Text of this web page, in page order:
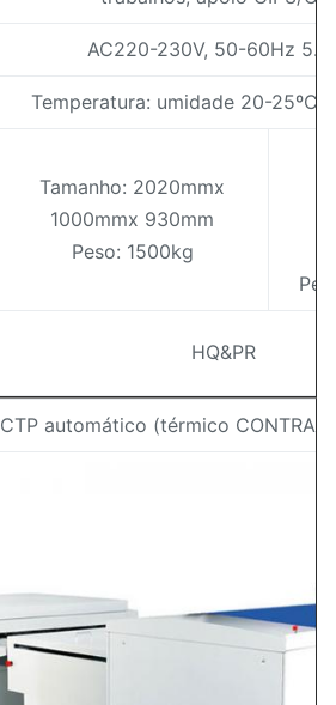
AC220-230V, 50-60Hz
Temperatura: umidade 20-25ºC:
Tamanho: 2020mmx
1000mmx 930mm
Peso: 1500kg
HQ&PR
CTP automático (térmico CONTRA